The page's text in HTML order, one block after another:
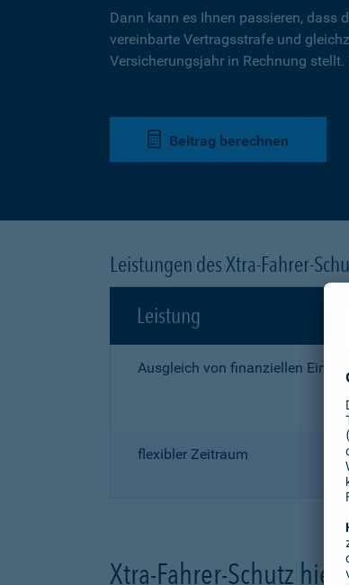
Dann kann es Ihnen passieren, dass
vereinbarte Vertragsstrafe und
Versicherungsjahr in Rechnung stellt.
Beitrag berechnen
Leistungen des Xtra-Fahrer-
Leistung
Ausgleich von finanziellen
flexibler Zeitraum
Xtra-Fahrer-Schutz